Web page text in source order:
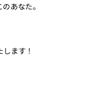
あなた。
ます！